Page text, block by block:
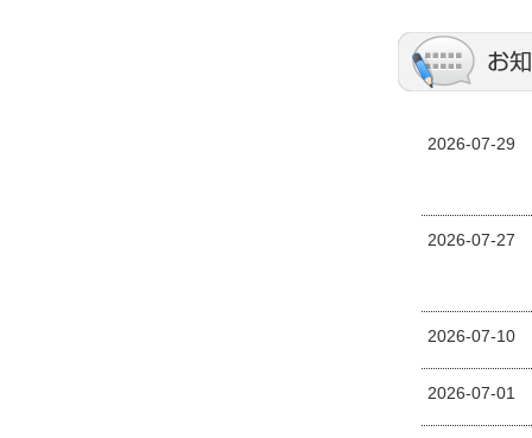
2026-07-29
2026-07-27
2026-07-10
2026-07-01